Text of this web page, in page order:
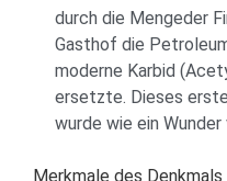
durch die Mengeder
Gasthof die
moderne Karbid
ersetzte. Dieses
wurde wie ein
Merkmale des Denkmals